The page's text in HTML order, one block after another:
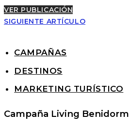
VER PUBLICACIÓN
SIGUIENTE ARTÍCULO
CAMPAÑAS
DESTINOS
MARKETING TURÍSTICO
Campaña Living Benidorm